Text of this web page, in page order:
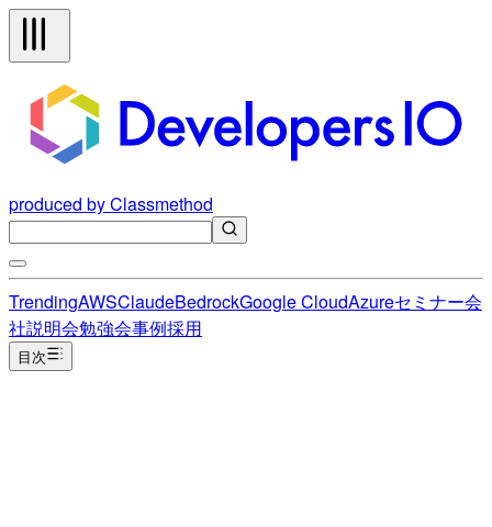
produced by Classmethod
TrendingAWSClaudeBedrockGoogle CloudAzureセミナー会
社説明会勉強会事例採用
目次